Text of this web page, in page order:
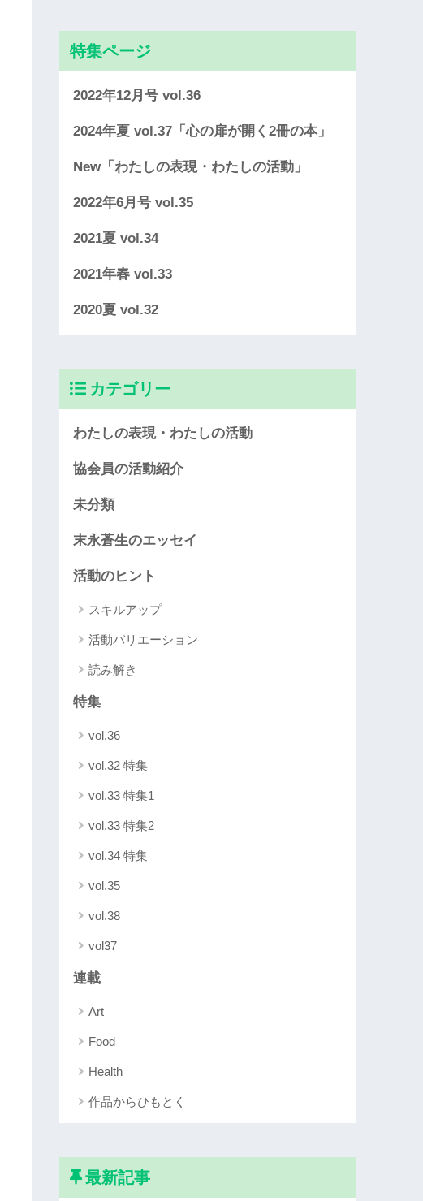
特集ページ
2022年12月号 vol.36
2024年夏 vol.37「心の扉が開く2冊の本」
New「わたしの表現・わたしの活動」
2022年6月号 vol.35
2021夏 vol.34
2021年春 vol.33
2020夏 vol.32
カテゴリー
わたしの表現・わたしの活動
協会員の活動紹介
未分類
末永蒼生のエッセイ
活動のヒント
スキルアップ
活動バリエーション
読み解き
特集
vol,36
vol.32 特集
vol.33 特集1
vol.33 特集2
vol.34 特集
vol.35
vol.38
vol37
連載
Art
Food
Health
作品からひもとく
最新記事